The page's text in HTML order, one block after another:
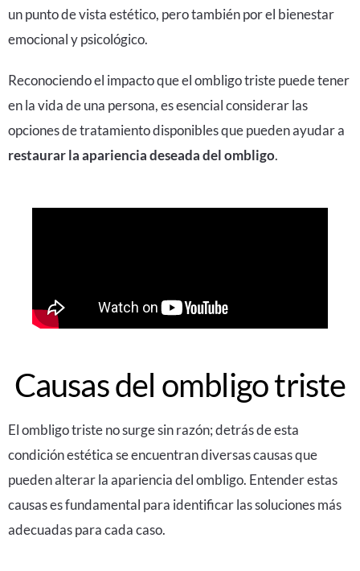
un punto de vista estético, pero también por el bienestar
emocional y psicológico.
Reconociendo el impacto que el ombligo triste puede tener
en la vida de una persona, es esencial considerar las
opciones de tratamiento disponibles que pueden ayudar a
restaurar la apariencia deseada del ombligo.
Causas del ombligo triste
El ombligo triste no surge sin razón; detrás de esta
condición estética se encuentran diversas causas que
pueden alterar la apariencia del ombligo. Entender estas
causas es fundamental para identificar las soluciones más
adecuadas para cada caso.